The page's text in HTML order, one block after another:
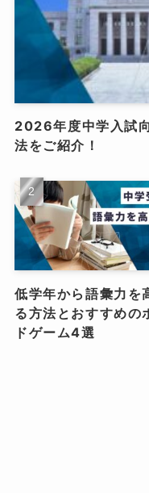
2026年度中学入試
法をご紹介！
低学年から語彙力を
る方法とおすすめの
ドゲーム4選